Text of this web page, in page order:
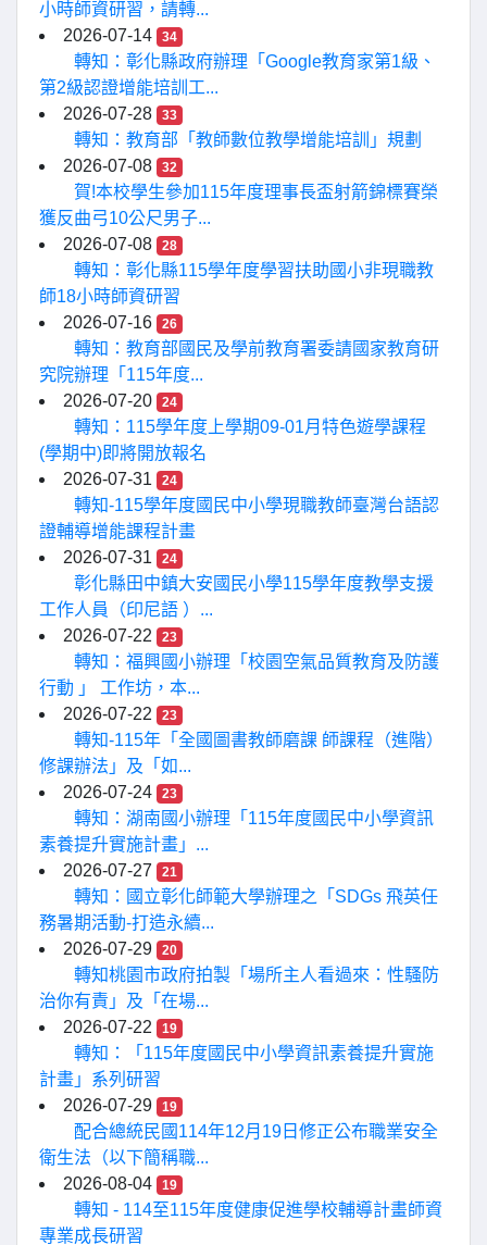
小時師資研習，請轉...
2026-07-14
34
轉知：彰化縣政府辦理「Google教育家第1級、
第2級認證增能培訓工...
2026-07-28
33
轉知：教育部「教師數位教學增能培訓」規劃
2026-07-08
32
賀!本校學生參加115年度理事長盃射箭錦標賽榮
獲反曲弓10公尺男子...
2026-07-08
28
轉知：彰化縣115學年度學習扶助國小非現職教
師18小時師資研習
2026-07-16
26
轉知：教育部國民及學前教育署委請國家教育研
究院辦理「115年度...
2026-07-20
24
轉知：115學年度上學期09-01月特色遊學課程
(學期中)即將開放報名
2026-07-31
24
轉知-115學年度國民中小學現職教師臺灣台語認
證輔導增能課程計畫
2026-07-31
24
彰化縣田中鎮大安國民小學115學年度教學支援
工作人員（印尼語 ）...
2026-07-22
23
轉知：福興國小辦理「校園空氣品質教育及防護
行動 」 工作坊，本...
2026-07-22
23
轉知-115年「全國圖書教師磨課 師課程（進階）
修課辦法」及「如...
2026-07-24
23
轉知：湖南國小辦理「115年度國民中小學資訊
素養提升實施計畫」...
2026-07-27
21
轉知：國立彰化師範大學辦理之「SDGs 飛英任
務暑期活動-打造永續...
2026-07-29
20
轉知桃園市政府拍製「場所主人看過來：性騷防
治你有責」及「在場...
2026-07-22
19
轉知：「115年度國民中小學資訊素養提升實施
計畫」系列研習
2026-07-29
19
配合總統民國114年12月19日修正公布職業安全
衛生法（以下簡稱職...
2026-08-04
19
轉知 - 114至115年度健康促進學校輔導計畫師資
專業成長研習